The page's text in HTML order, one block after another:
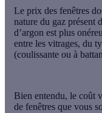
Le prix des fenêtres
nature du gaz présent
d’argon est plus
entre les vitrages, du
(coulissante ou à
Bien entendu, le coût
de fenêtres que vous